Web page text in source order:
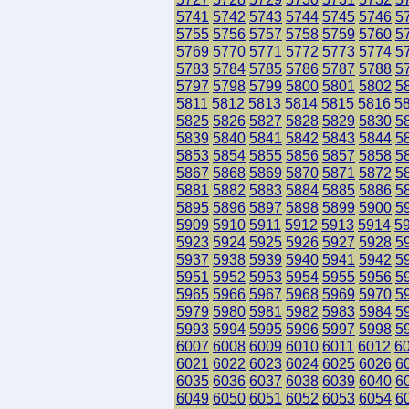
5741 5742 5743 5744 5745 5746
5755 5756 5757 5758 5759 5760
5769 5770 5771 5772 5773 5774
5783 5784 5785 5786 5787 5788
5797 5798 5799 5800 5801 5802
5811 5812 5813 5814 5815 5816
5825 5826 5827 5828 5829 5830
5839 5840 5841 5842 5843 5844
5853 5854 5855 5856 5857 5858
5867 5868 5869 5870 5871 5872
5881 5882 5883 5884 5885 5886
5895 5896 5897 5898 5899 5900
5909 5910 5911 5912 5913 5914
5923 5924 5925 5926 5927 5928
5937 5938 5939 5940 5941 5942
5951 5952 5953 5954 5955 5956
5965 5966 5967 5968 5969 5970
5979 5980 5981 5982 5983 5984
5993 5994 5995 5996 5997 5998
6007 6008 6009 6010 6011 6012
6021 6022 6023 6024 6025 6026
6035 6036 6037 6038 6039 6040
6049 6050 6051 6052 6053 6054